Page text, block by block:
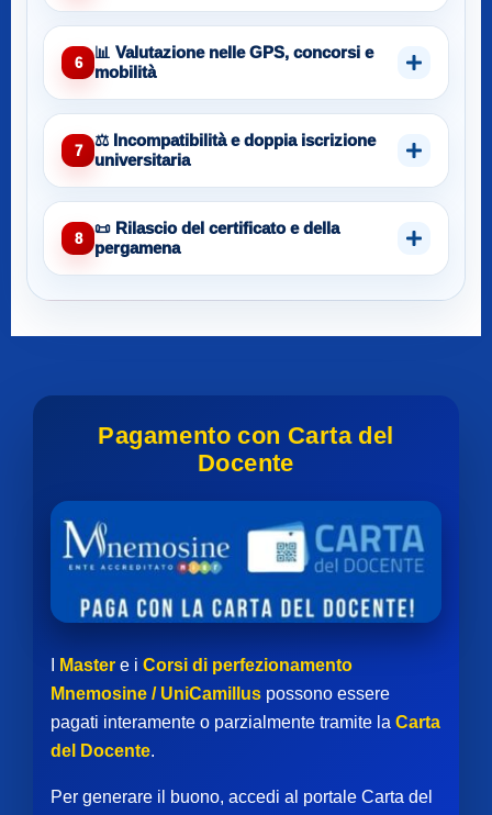
6
📊 Valutazione nelle GPS, concorsi e
mobilità
7
⚖️ Incompatibilità e doppia iscrizione
universitaria
8
📜 Rilascio del certificato e della
pergamena
Pagamento con Carta del
Docente
Master e i Corsi di perfezionamento
Mnemosine / UniCamillus possono essere
pagati interamente o parzialmente tramite la Carta
del Docente.
Per generare il buono, accedi al portale Carta del